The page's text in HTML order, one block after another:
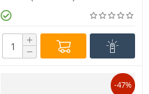
+
−
-47%